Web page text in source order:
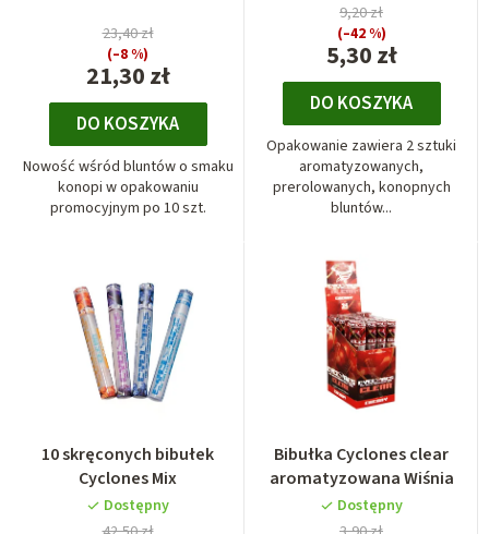
21,30 zł
23,40 zł
(–8 %)
DO KOSZYKA
Nowość wśród bluntów o smaku
konopi w opakowaniu
promocyjnym po 10 szt.
5,30 zł
9,20 zł
(–42 %)
DO KOSZYKA
Opakowanie zawiera 2 sztuki
aromatyzowanych,
prerolowanych, konopnych
bluntów...
10 skręconych bibułek
Cyclones Mix
Dostępny
Bibułka Cyclones clear
aromatyzowana Wiśnia
Dostępny